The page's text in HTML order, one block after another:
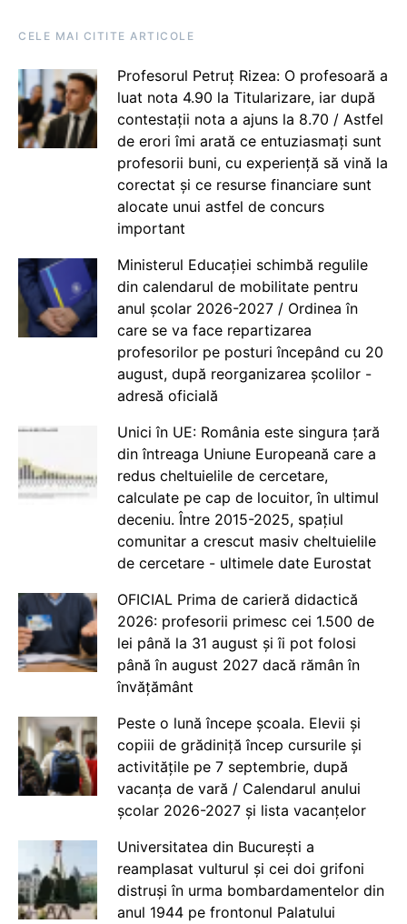
CELE MAI CITITE ARTICOLE
Profesorul Petruț Rizea: O profesoară a
luat nota 4.90 la Titularizare, iar după
contestații nota a ajuns la 8.70 / Astfel
de erori îmi arată ce entuziasmați sunt
profesorii buni, cu experiență să vină la
corectat și ce resurse financiare sunt
alocate unui astfel de concurs
important
Ministerul Educației schimbă regulile
din calendarul de mobilitate pentru
anul școlar 2026-2027 / Ordinea în
care se va face repartizarea
profesorilor pe posturi începând cu 20
august, după reorganizarea școlilor -
adresă oficială
Unici în UE: România este singura țară
din întreaga Uniune Europeană care a
redus cheltuielile de cercetare,
calculate pe cap de locuitor, în ultimul
deceniu. Între 2015-2025, spațiul
comunitar a crescut masiv cheltuielile
de cercetare - ultimele date Eurostat
OFICIAL Prima de carieră didactică
2026: profesorii primesc cei 1.500 de
lei până la 31 august și îi pot folosi
până în august 2027 dacă rămân în
învățământ
Peste o lună începe școala. Elevii și
copiii de grădiniță încep cursurile și
activitățile pe 7 septembrie, după
vacanța de vară / Calendarul anului
școlar 2026-2027 și lista vacanțelor
Universitatea din București a
reamplasat vulturul și cei doi grifoni
distruși în urma bombardamentelor din
anul 1944 pe frontonul Palatului